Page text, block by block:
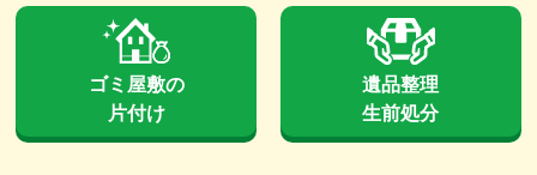
ゴミ屋敷の
片付け
遺品整理
生前処分